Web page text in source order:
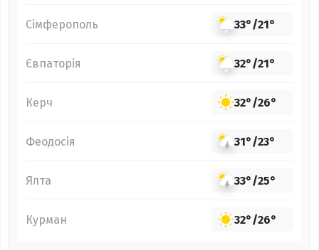
Сімферополь 33°/21°
Євпаторія 32°/21°
Керч 32°/26°
Феодосія 31°/23°
Ялта 33°/25°
Курман 32°/26°